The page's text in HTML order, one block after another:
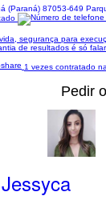
(Paraná) 87053-649
segurança para
de resultados é só
1 vezes contratado
Pedir